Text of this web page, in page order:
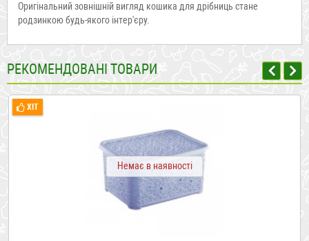
Оригінальний зовнішній вигляд кошика для дрібниць стане
родзинкоюбудь-якого інтер'єру.
РЕКОМЕНДОВАНІ ТОВАРИ
ХІТ
Немає в наявності